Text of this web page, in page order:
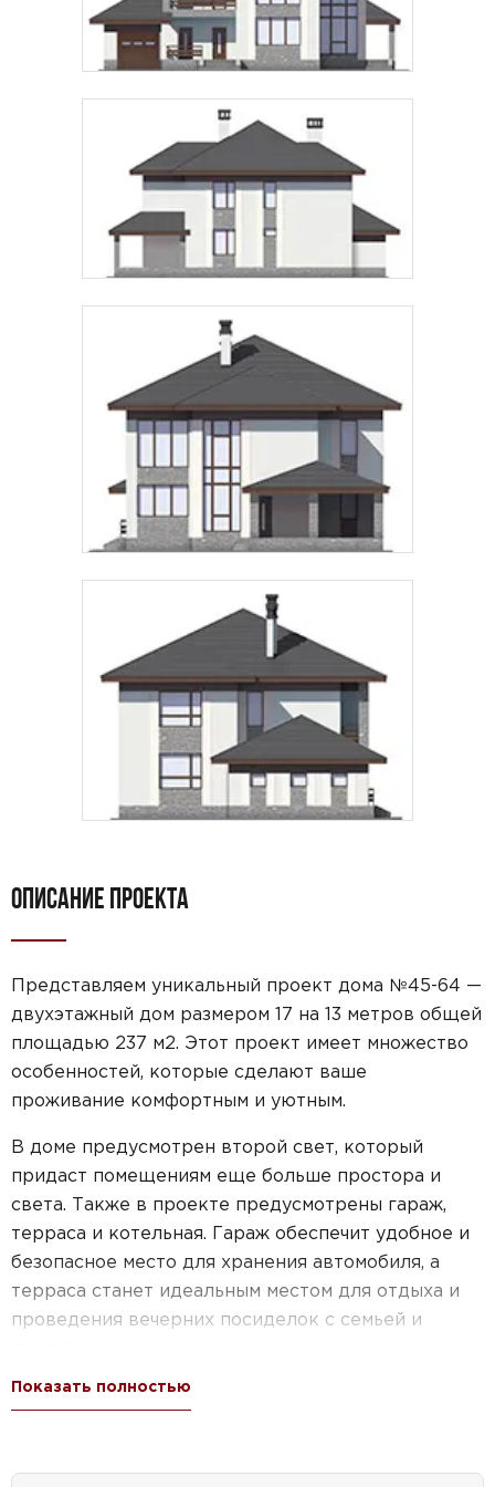
ОПИСАНИЕ ПРОЕКТА
Представляем уникальный проект дома №45-64 —
двухэтажный дом размером 17 на 13 метров общей
площадью 237 м2. Этот проект имеет множество
особенностей, которые сделают ваше
проживание комфортным и уютным.
В доме предусмотрен второй свет, который
придаст помещениям еще больше простора и
света. Также в проекте предусмотрены гараж,
терраса и котельная. Гараж обеспечит удобное и
безопасное место для хранения автомобиля, а
терраса станет идеальным местом для отдыха и
проведения вечерних посиделок с семьей и
Дом имеет семь спален, что позволит каждому
предусмотрены гардеробные, которые помогут
Показать полностью
Предпочтительный способ связи:
Звонок
MAX
согласие на обработку персональных данных
подтверждаю, что ознакомлен(а) с
обработки персональных данных.
Рассчитать стоимость